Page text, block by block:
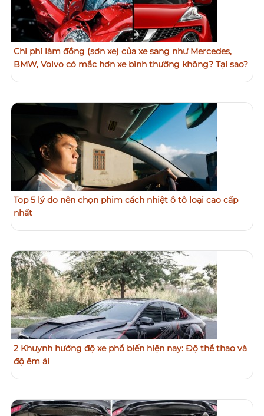
Chi phí làm đồng (sơn xe) của xe sang như Mercedes,
BMW, Volvo có mắc hơn xe bình thường không? Tại sao?
Top 5 lý do nên chọn phim cách nhiệt ô tô loại cao cấp
nhất
2 Khuynh hướng độ xe phổ biến hiện nay: Độ thể thao và
độ êm ái